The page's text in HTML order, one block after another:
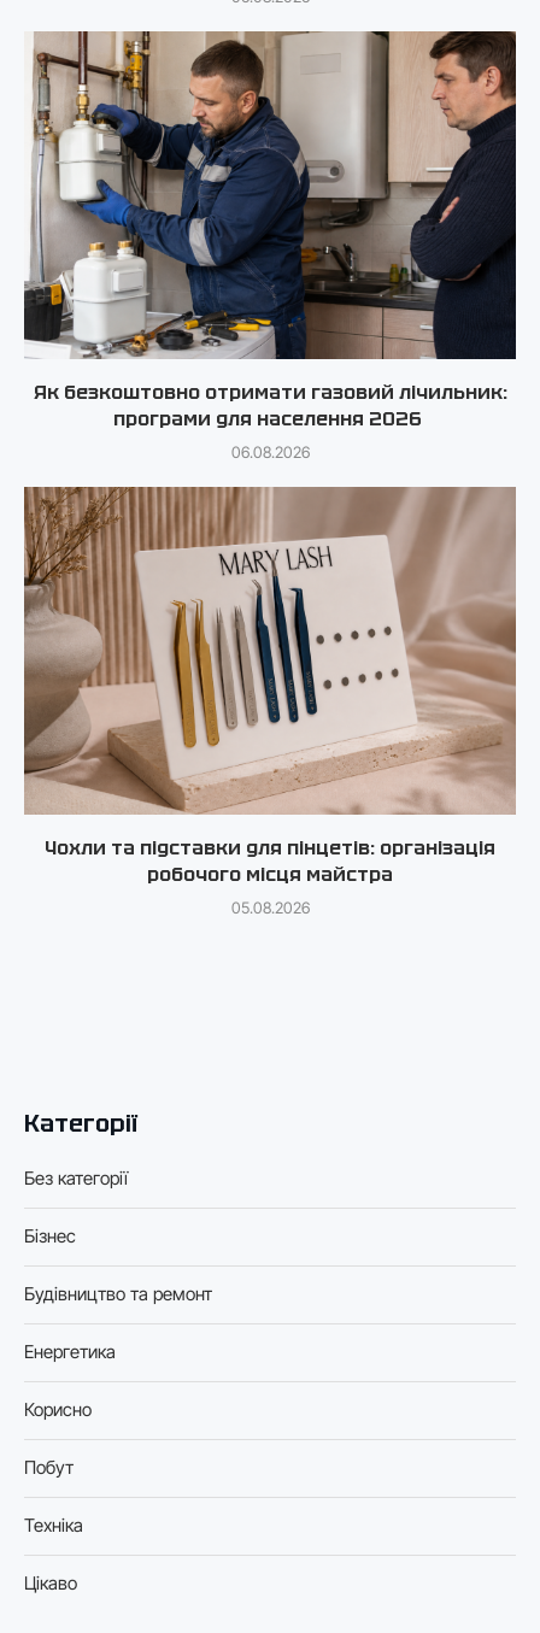
Як безкоштовно отримати газовий лічильник:
програми для населення 2026
06.08.2026
Чохли та підставки для пінцетів: організація
робочого місця майстра
05.08.2026
Категорії
Без категорії
Бізнес
Будівництво та ремонт
Енергетика
Корисно
Побут
Техніка
Цікаво